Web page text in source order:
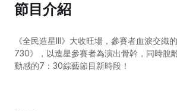
節目介紹
《全民造星III》大收旺場，參賽者血淚交
730》，以造星參賽者為演出骨幹，同時脫
動感的7：30綜藝節目新時段！